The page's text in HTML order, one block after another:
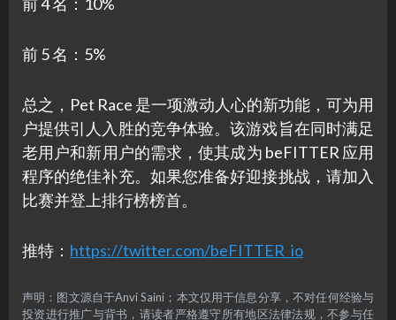
前 5 名：5%
总之，Pet Race 是一项激动人心的新功能，可为用
户提供引人入胜的竞争体验。该游戏旨在同时满足
老用户和新用户的需求，使其成为 beFITTER 应用
程序的绝佳补充。如果您准备好迎接挑战，请加入
比赛并登上排行榜榜首。
推特： https://twitter.com/beFITTER_io
声明：图文源自于Anvi Saini；本文仅用于信息分享，不对任何经验与
投资进行推广与背书，请读者严格遵守所有地区法律法规，不参与任